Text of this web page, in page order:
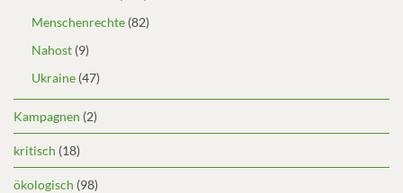
Menschenrechte (82)
Nahost (9)
Ukraine (47)
Kampagnen (2)
kritisch (18)
ökologisch (98)